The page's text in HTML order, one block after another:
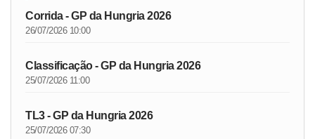
Corrida - GP da Hungria 2026
26/07/2026 10:00
Classificação - GP da Hungria 2026
25/07/2026 11:00
TL3 - GP da Hungria 2026
25/07/2026 07:30